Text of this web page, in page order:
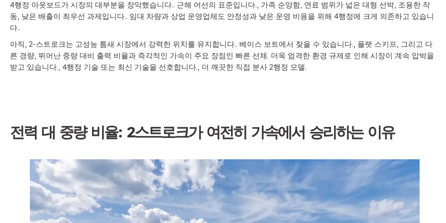
4행정 아웃보드가 시장의 대부분을 장악했습니다.. 근해 어선의 표준입니다., 가족 순양함, 연료 범위가 넓은 대형 선박, 조용한 작
동, 낮은 배출이 최우선 과제입니다.. 임대 차량과 상업 운영업체도 안정성과 낮은 운영 비용을 위해 4행정에 크게 의존하고 있습니
다..
아직, 2-스트로크는 고성능 틈새 시장에서 강력한 위치를 유지합니다.. 베이스 보트에서 찾을 수 있습니다., 플랫 스키프, 그리고 다
른 경량, 뛰어난 중량 대비 출력 비율과 즉각적인 가속이 주요 장점인 빠른 선체. 더욱 엄격한 환경 규제로 인해 시장이 계속 압박을
받고 있습니다., 4행정 기술 또는 최신 기술을 선호합니다., 더 깨끗한 직접 분사 2행정 모델.
전력 대 중량 비율: 2스트로크가 여전히 가속에서 승리하는 이유